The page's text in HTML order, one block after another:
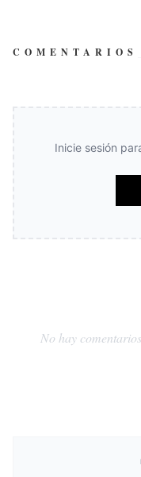
COMENTARIOS
Inicie sesión
No hay